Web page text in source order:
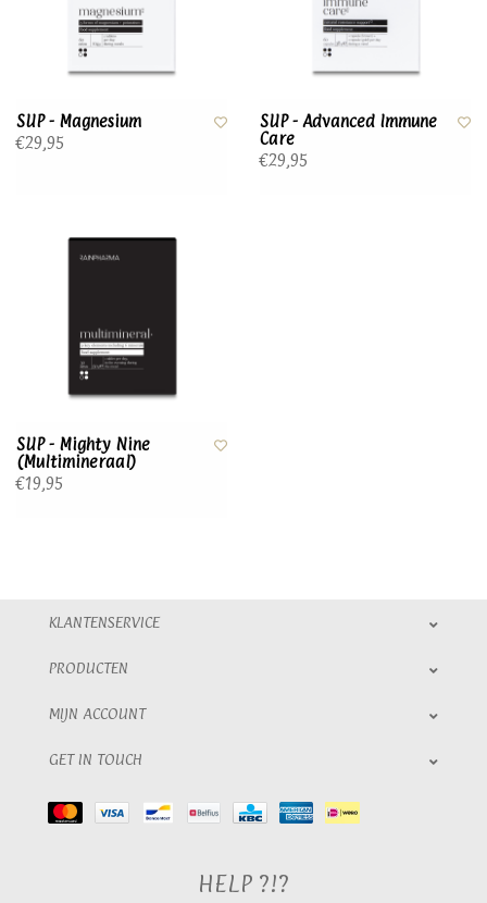
SUP - Magnesium
€29,95
SUP - Advanced Immune
Care
€29,95
SUP - Mighty Nine
(Multimineraal)
€19,95
KLANTENSERVICE
PRODUCTEN
MIJN ACCOUNT
GET IN TOUCH
HELP ?!?